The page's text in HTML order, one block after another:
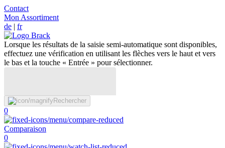
Contact
Mon Assortiment
de | fr
Lorsque les résultats de la saisie semi-automatique sont disponibles,
effectuez une vérification en utilisant les flèches vers le haut et vers
le bas et la touche « Entrée » pour sélectionner.
Rechercher
0
Comparaison
0